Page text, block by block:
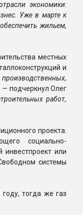
экономики:
Уже в марте к
жильем,
местных
и
— подчеркнул Олег
работ,
проекта.
социально-
инвестпроект или
системы
тогда же газ